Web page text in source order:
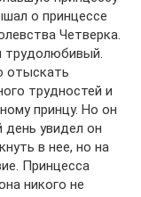
о принцессе
Четверка.
трудолюбивый.
отыскать
трудностей и
принцу. Но он
день увидел он
в нее, но на
Принцесса
никого не